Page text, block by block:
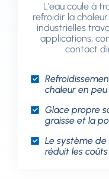
L'eau coule à
refroidir la
industrielles
applications,
contact
chaleur en
Glace propre
graisse et la
Le système de
réduit les